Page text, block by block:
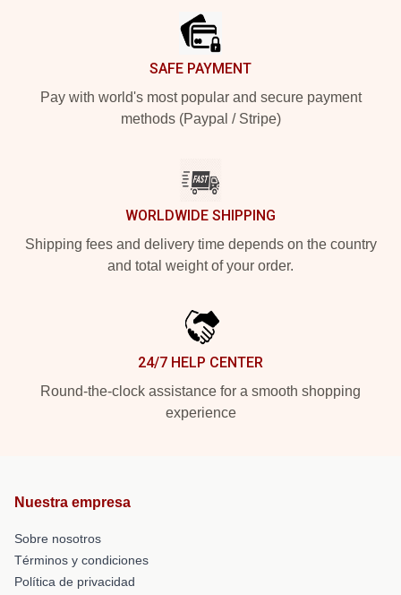
SAFE PAYMENT
Pay with world's most popular and secure payment
methods (Paypal / Stripe)
WORLDWIDE SHIPPING
Shipping fees and delivery time depends on the country
and total weight of your order.
24/7 HELP CENTER
Round-the-clock assistance for a smooth shopping
experience
Nuestra empresa
Sobre nosotros
Términos y condiciones
Política de privacidad